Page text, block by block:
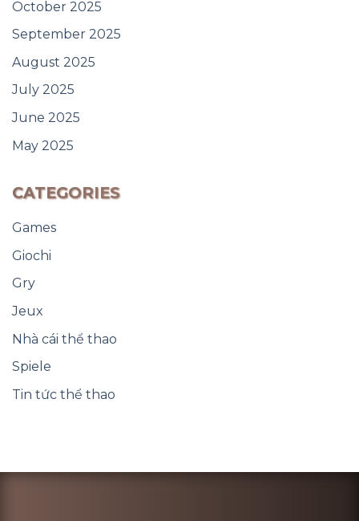
October 2025
September 2025
August 2025
July 2025
June 2025
May 2025
CATEGORIES
Games
Giochi
Gry
Jeux
Nhà cái thể thao
Spiele
Tin tức thể thao